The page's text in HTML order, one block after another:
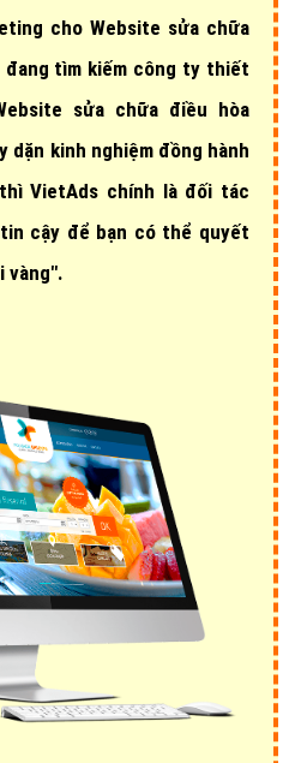
cho Website sửa chữa
đang tìm kiếm công ty thiết
sửa chữa điều hòa
dặn kinh nghiệm đồng hành
VietAds chính là đối tác
cậy để bạn có thể quyết
vàng".